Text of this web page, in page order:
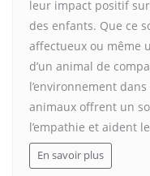
leur impact positif
des enfants. Que ce
affectueux ou même
d’un animal de
l’environnement
animaux offrent un
l’empathie et aident
En savoir plus